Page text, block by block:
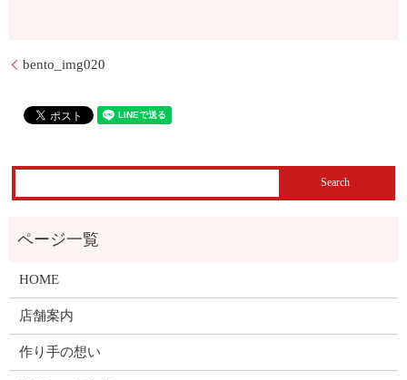
bento_img020
HOME
店舗案内
作り手の想い